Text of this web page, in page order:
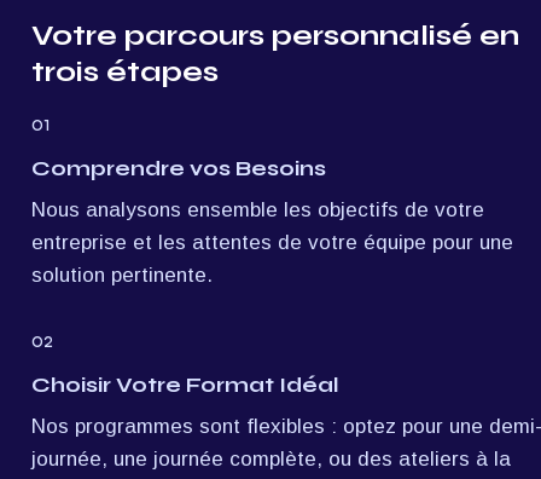
Votre parcours personnalisé en
trois étapes
01
Comprendre vos Besoins
Nous analysons ensemble les objectifs de votre
entreprise et les attentes de votre équipe pour une
solution pertinente.
02
Choisir Votre Format Idéal
Nos programmes sont flexibles : optez pour une demi-
journée, une journée complète, ou des ateliers à la